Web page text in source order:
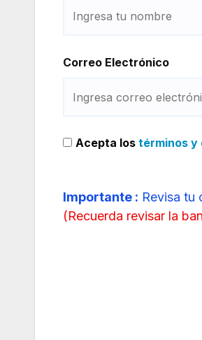
Correo Electrónico
Acepta los términos y
Importante : Revisa tu
(Recuerda revisar la